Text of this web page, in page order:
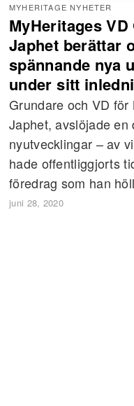
MYHERITAGE NYHETER
MyHeritages VD
Japhet berättar
spännande nya
under sitt
Grundare och VD
Japhet, avslöjade en
nyutvecklingar – av
hade offentliggjorts
föredrag som han
juni 28, 2020